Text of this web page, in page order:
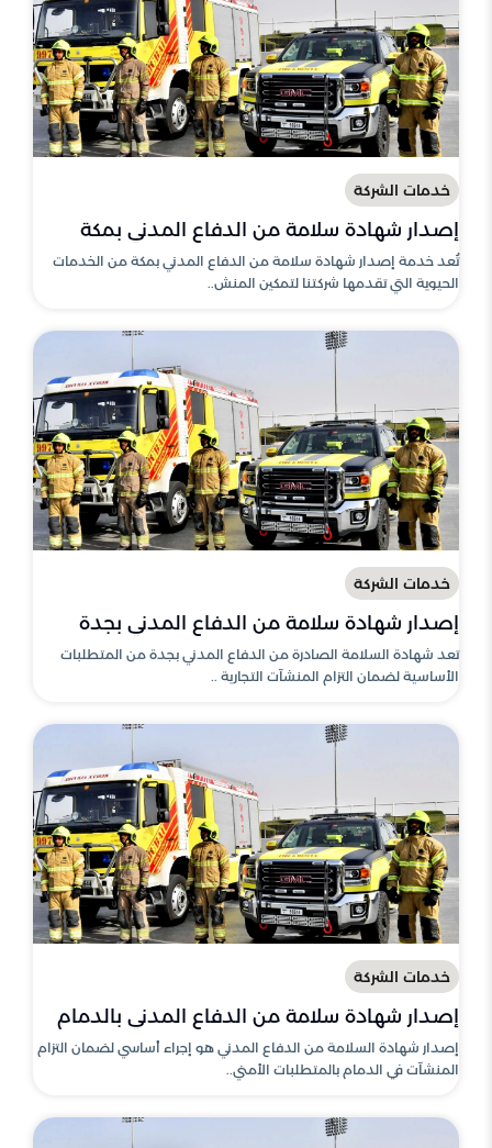
خدمات الشركة
إصدار شهادة سلامة من الدفاع المدني بمكة
تُعد خدمة إصدار شهادة سلامة من الدفاع المدني بمكة من الخدمات
الحيوية التي تقدمها شركتنا لتمكين المنش..
خدمات الشركة
إصدار شهادة سلامة من الدفاع المدني بجدة
تعد شهادة السلامة الصادرة من الدفاع المدني بجدة من المتطلبات
الأساسية لضمان التزام المنشآت التجارية ..
خدمات الشركة
إصدار شهادة سلامة من الدفاع المدني بالدمام
إصدار شهادة السلامة من الدفاع المدني هو إجراء أساسي لضمان التزام
المنشآت في الدمام بالمتطلبات الأمني..